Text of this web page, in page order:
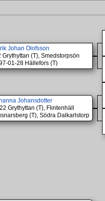
Johan Olofsson
(T), Smedstorpsön
01-28 Hällefors (T)
Johansdotter
Grythyttan (T), Flintenhäll
(T), Södra Dalkarlstorp